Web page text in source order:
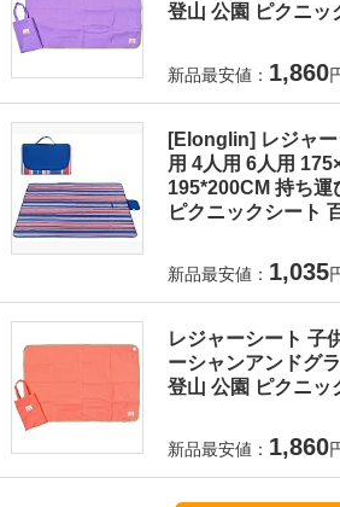
登山 公園 ピクニッ
新品最安値： 1,860
[Elonglin] レジャ
用 4人用 6人用
195*200CM 持ち運
ピクニックシート
新品最安値： 1,035
レジャーシート 子
ーシャンアンドグ
登山 公園 ピクニッ
新品最安値： 1,860